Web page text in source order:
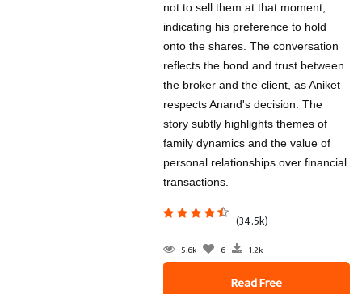
not to sell them at that moment,
indicating his preference to hold
onto the shares. The conversation
reflects the bond and trust between
the broker and the client, as Aniket
respects Anand's decision. The
story subtly highlights themes of
family dynamics and the value of
personal relationships over financial
transactions.
(34.5k)
5.6k 6 1.2k
Read Free